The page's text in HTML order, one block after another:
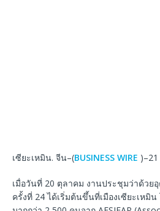
เซียะเหมิน. จีน–(BUSINESS WIRE
เมื่อวันที่ 20 ตุลาคม งานประชุมว่าด้วย
ครั้งที่ 24 ได้เริ่มต้นขึ้นที่เมืองเซียะเหมิ